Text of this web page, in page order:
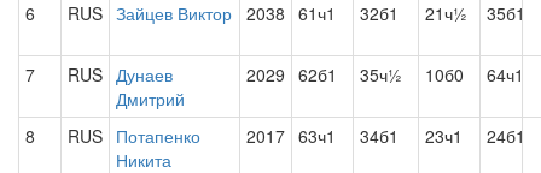
6 RUS Зайцев Виктор 2038 61ч1 32б1 21ч½ 35б1
7 RUS Дунаев
Дмитрий
2029 62б1 35ч½ 10б0 64ч1
8 RUS Потапенко
Никита
2017 63ч1 34б1 23ч1 24б1